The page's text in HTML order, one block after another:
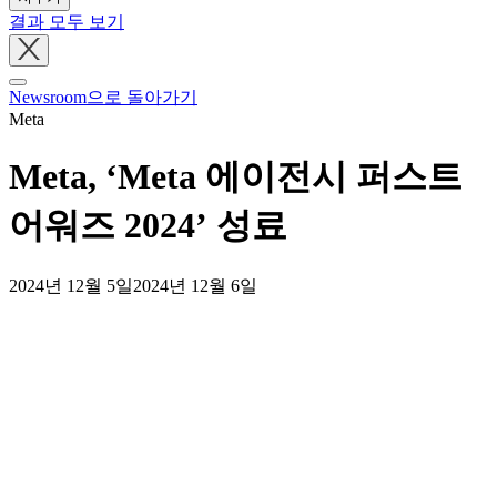
결과 모두 보기
tray
Newsroom으로 돌아가기
Meta
Meta, ‘Meta 에이전시 퍼스트
어워즈 2024’ 성료
2024년 12월 5일2024년 12월 6일